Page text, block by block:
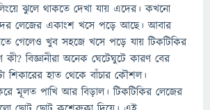
ঝুলে থাকতে দেখা যায় এদের। কখনো
লেজের একাংশ খসে পড়ে আছে। আবার
গেলেও খুব সহজে খসে পড়ে যায় টিকটিকির
বিজ্ঞানীরা অনেক ঘেটেঘুটে কারণ বের
হাত থেকে বাঁচার কৌশল।
মূলত পাখি আর বিড়াল। টিকটিকির লেজের